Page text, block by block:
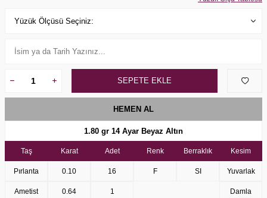
SEPETE EKLE
HEMEN AL
1.80 gr 14 Ayar Beyaz Altın
Taş
Pırlanta
Ametist
Karat
0.10
0.64
Adet
16
1
Renk
F
Berraklık
SI
Kesim
Yuvarlak
Damla